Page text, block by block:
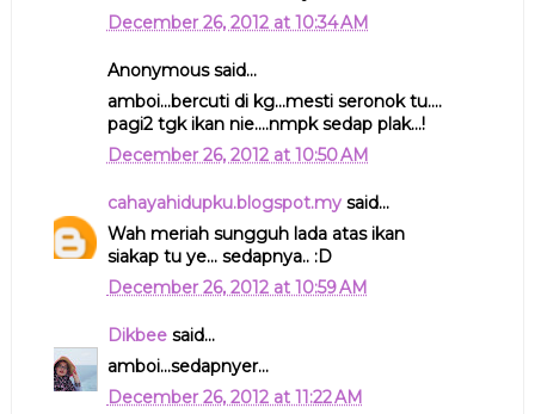
December 26, 2012 at 10:34 AM
Anonymous said...
amboi...bercuti di kg...mesti seronok tu....
pagi2 tgk ikan nie....nmpk sedap plak...!
December 26, 2012 at 10:50 AM
cahayahidupku.blogspot.mysaid...
Wah meriah sungguh lada atas ikan
siakap tu ye... sedapnya.. :D
December 26, 2012 at 10:59 AM
Dikbeesaid...
amboi...sedapnyer...
December 26, 2012 at 11:22 AM